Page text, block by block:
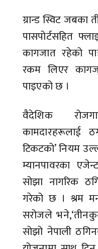
ग्रान्ड स्विट जबका
पासपोर्टसहित
कागजात रहेको
रकम लिएर
पाइएको छ ।
वैदेशिक
कामदारहरूलाई
टिकटको’ नियम
म्यानपावरका
सोझा नागरिक
गरेको छ । श्रम
सरोजले
सोझो नेपाली